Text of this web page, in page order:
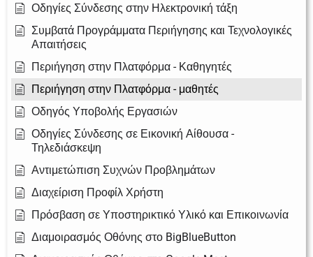
Οδηγίες Σύνδεσης στην Ηλεκτρονική τάξη
Συμβατά Προγράμματα Περιήγησης και Τεχνολογικές
Απαιτήσεις
Περιήγηση στην Πλατφόρμα - Καθηγητές
Περιήγηση στην Πλατφόρμα - μαθητές
Οδηγός Υποβολής Εργασιών
Οδηγίες Σύνδεσης σε Εικονική Αίθουσα -
Τηλεδιάσκεψη
Αντιμετώπιση Συχνών Προβλημάτων
Διαχείριση Προφίλ Χρήστη
Πρόσβαση σε Υποστηρικτικό Υλικό και Επικοινωνία
Διαμοιρασμός Οθόνης στο BigBlueButton